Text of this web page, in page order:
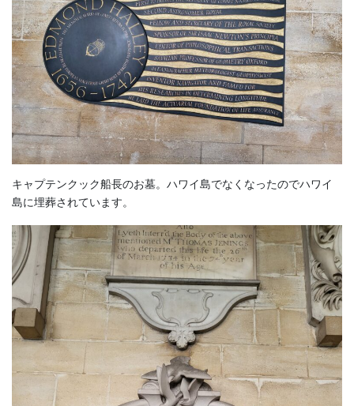
キャプテンクック船長のお墓。ハワイ島でなくなったのでハワイ
島に埋葬されています。